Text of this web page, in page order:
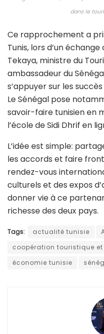
Le ministre tunisien du Tourisme,
Sénégal en Tunisie, Moustapha
dans le
Ce rapprochement a
Tekaya, ministre du
ambassadeur du
s’appuyer sur les
Le Sénégal pose
savoir-faire tunisien en
l’école de Sidi Dhrif en
L’idée est simple:
les accords et faire
rendez-vous
richesse des deux pays.